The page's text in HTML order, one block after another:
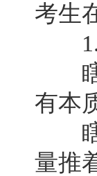
考生
1.
瞎
有本
瞎
量推